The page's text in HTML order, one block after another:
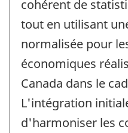
cohérent de
tout en utilisant
normalisée pour
économiques
Canada dans le
L'intégration
d'harmoniser les